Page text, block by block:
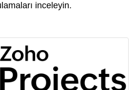
içerisindeki iş zekası
proje yönetimi süreçlerinize
inceleyin.